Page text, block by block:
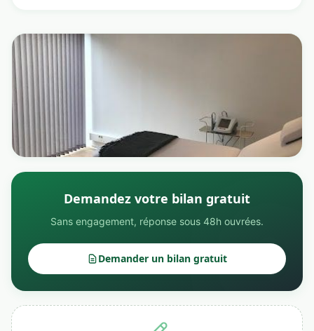
Demandez votre bilan gratuit
Sans engagement, réponse sous 48h ouvrées.
Demander un bilan gratuit